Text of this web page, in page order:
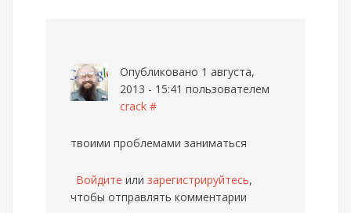
Опубликовано 1 августа,
2013 - 15:41 пользователем
crack #
твоими проблемами заниматься
Войдите или зарегистрируйтесь,
чтобы отправлять комментарии